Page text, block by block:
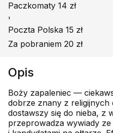
Paczkomaty 14 zł
'
Poczta Polska 15 zł
Za pobraniem 20 zł
Opis
Boży zapaleniec —
dobrze znany z
dostawszy się do nieba, z
przeprowadza wywiady ze